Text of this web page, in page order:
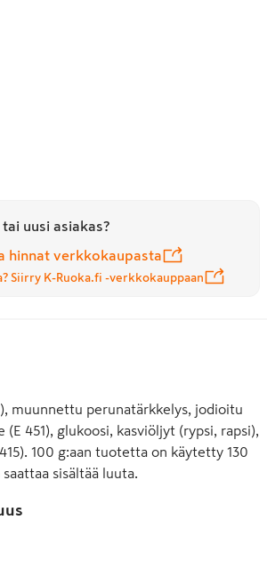
uusi asiakas?
hinnat verkkokaupasta
Siirry K-Ruoka.fi -verkkokauppaan
muunnettu perunatärkkelys, jodioitu
451), glukoosi, kasviöljyt (rypsi, rapsi),
100 g:aan tuotetta on käytetty 130
sisältää luuta.